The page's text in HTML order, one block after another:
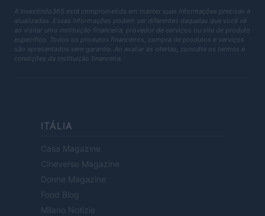
A Investindo365 está comprometida em manter suas informações precisas e
atualizadas. Essas informações podem ser diferentes daquelas que você vê
ao visitar uma instituição financeira, provedor de serviços ou site de produto
específico. Todos os produtos financeiros, compra de produtos e serviços
são apresentados sem garantia. Ao avaliar as ofertas, consulte os termos e
condições da instituição financeira.
ITÁLIA
Casa Magazine
Cineverse Magazine
Donne Magazine
Food Blog
Milano Notizie